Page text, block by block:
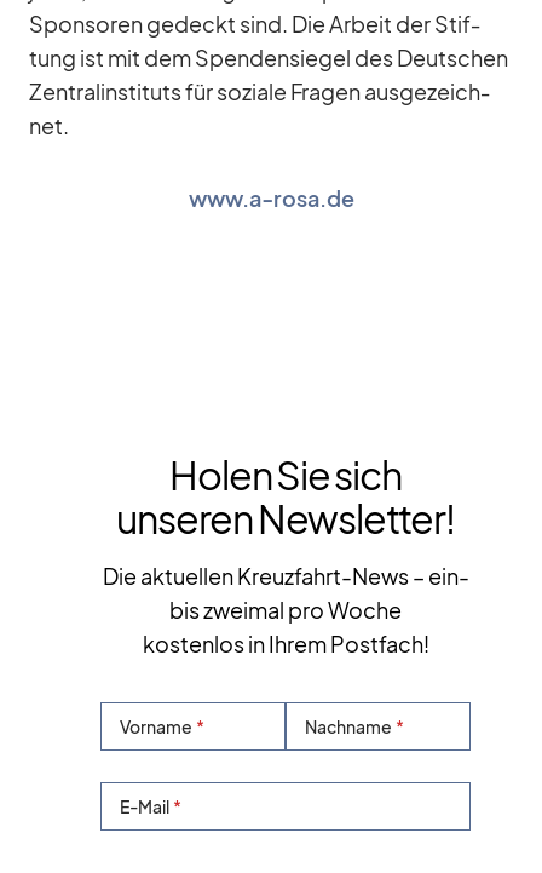
Spon­so­ren ge­deckt sind. Die Ar­beit der Stif­
tung ist mit dem Spen­den­sie­gel des Deut­schen
Zen­tral­in­sti­tuts für so­ziale Fra­gen aus­ge­zeich­
net.
www.a‑rosa.de
Holen Sie sich
unseren Newsletter!
Die aktuellen Kreuzfahrt-News – ein-
bis zweimal pro Woche
kostenlos in Ihrem Postfach!
Vorname Nachname
E-Mail